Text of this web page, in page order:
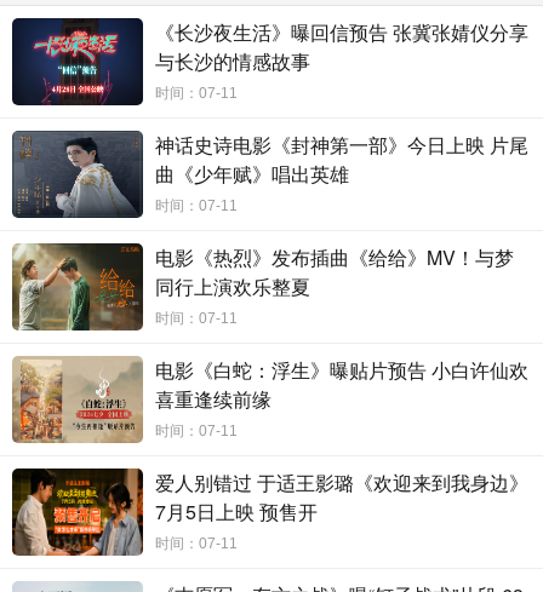
高司令爱肯心切 激活满满“肯能量”
印象深刻，而他也为讲好肯的故事付出很多努力，不仅要挑战从影以
来最颠覆造型，更要深入揣摩角色的内心世界。在芭比世界，芭比们
有属于自己的豪宅、跑车，而肯没有房子、没有家，甚至没有工作，
衬托芭比的伟大。影片中甚至有一句台词说他只存在于芭比的目光
中。”预告中肯和芭比看似形影不离，一起踏上缤纷旅程，实际上
使肯和芭比踏上这段旅程的原因是，他被告知他是她的男朋友，虽然
他们的行为似乎并没有其他证据表明他们关系的特别之处。但他们是
一对，这就是他被创造出来的原因。对肯来说，他无法想象芭比离开
他而自己踏上旅程”。高司令坦言自己心里一直住着一个肯，而他已为
这个角色激活体内的“肯能量”，这股能量将掀起怎样的风潮，7月21日
拭目以待！
《长沙夜生活》曝回信预告 张冀张婧仪分享
与长沙的情感故事
时间：07-11
神话史诗电影《封神第一部》今日上映 片尾
曲《少年赋》唱出英雄
时间：07-11
电影《热烈》发布插曲《给给》MV！与梦
同行上演欢乐整夏
时间：07-11
电影《白蛇：浮生》曝贴片预告 小白许仙欢
喜重逢续前缘
时间：07-11
爱人别错过 于适王影璐《欢迎来到我身边》
7月5日上映 预售开
时间：07-11